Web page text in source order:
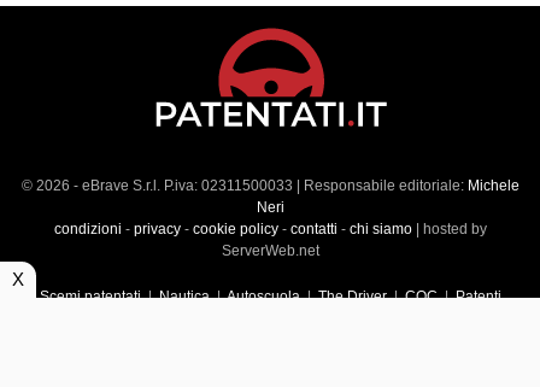
© 2026 - eBrave S.r.l. P.iva: 02311500033 | Responsabile editoriale: Michele
Neri
condizioni - privacy- cookie policy- contatti - chi siamo| hosted by
ServerWeb.net
Scemi patentati|Nautica|Autoscuola|The Driver|CQC|Patenti
X